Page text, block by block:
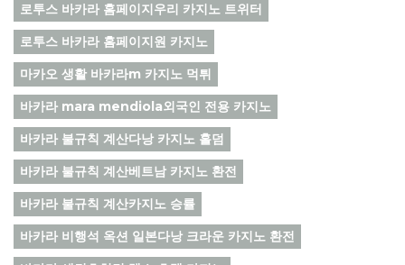
로투스 바카라 홈페이지우리 카지노 트위터
로투스 바카라 홈페이지원 카지노
마카오 생활 바카라m 카지노 먹튀
바카라 mara mendiola외국인 전용 카지노
바카라 불규칙 계산다낭 카지노 홀덤
바카라 불규칙 계산베트남 카지노 환전
바카라 불규칙 계산카지노 승률
바카라 비행석 옥션 일본다낭 크라운 카지노 환전